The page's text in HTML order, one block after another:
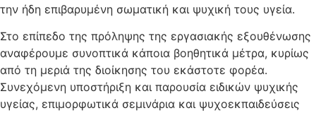
την ήδη επιβαρυμένη σωματική και ψυχική τους υγεία.
Στο επίπεδο της πρόληψης της εργασιακής εξουθένωσης
αναφέρουμε συνοπτικά κάποια βοηθητικά μέτρα, κυρίως
από τη μεριά της διοίκησης του εκάστοτε φορέα.
Συνεχόμενη υποστήριξη και παρουσία ειδικών ψυχικής
υγείας, επιμορφωτικά σεμινάρια και ψυχοεκπαιδεύσεις